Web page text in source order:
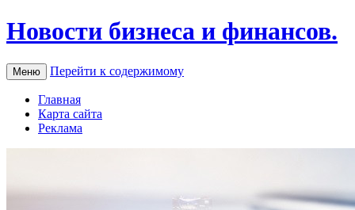
Новости бизнеса и финансов.
Меню Перейти к содержимому
Главная
Карта сайта
Реклама